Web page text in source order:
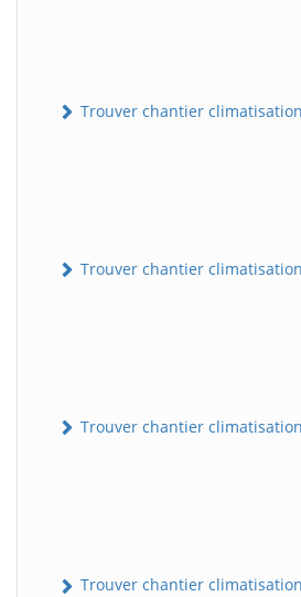
Trouver chantier
Trouver chantier
Trouver chantier
Trouver chantier